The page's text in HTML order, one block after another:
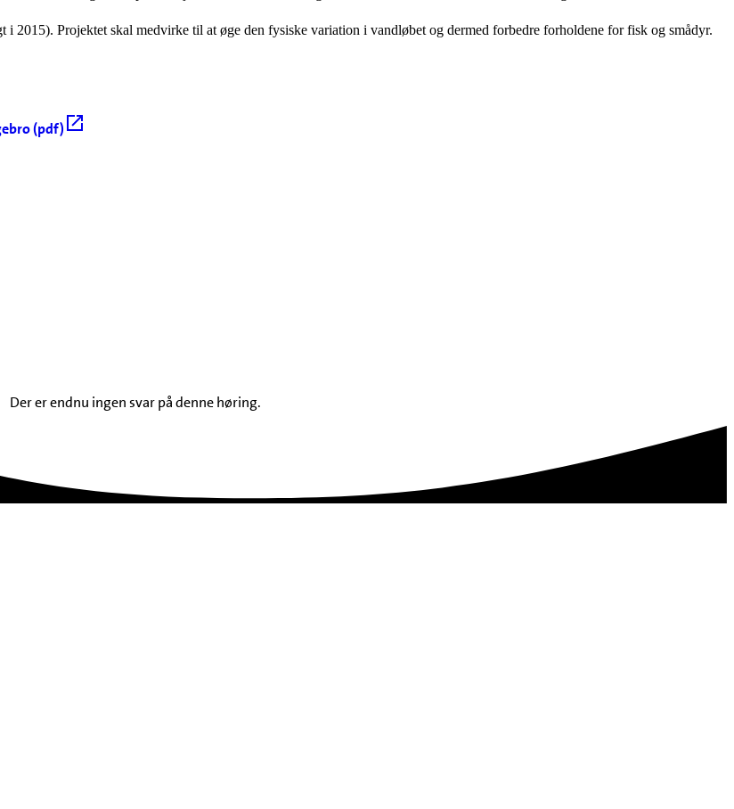
2015). Projektet skal medvirke til at øge den fysiske variation i vandløbet og dermed forbedre forholdene for fisk og smådyr.
(pdf)
Der er endnu ingen svar på denne høring.